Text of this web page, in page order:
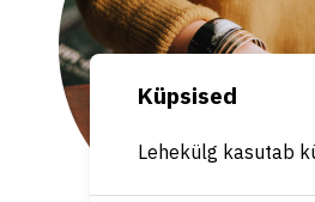
Küpsised
Lehekülg kasutab